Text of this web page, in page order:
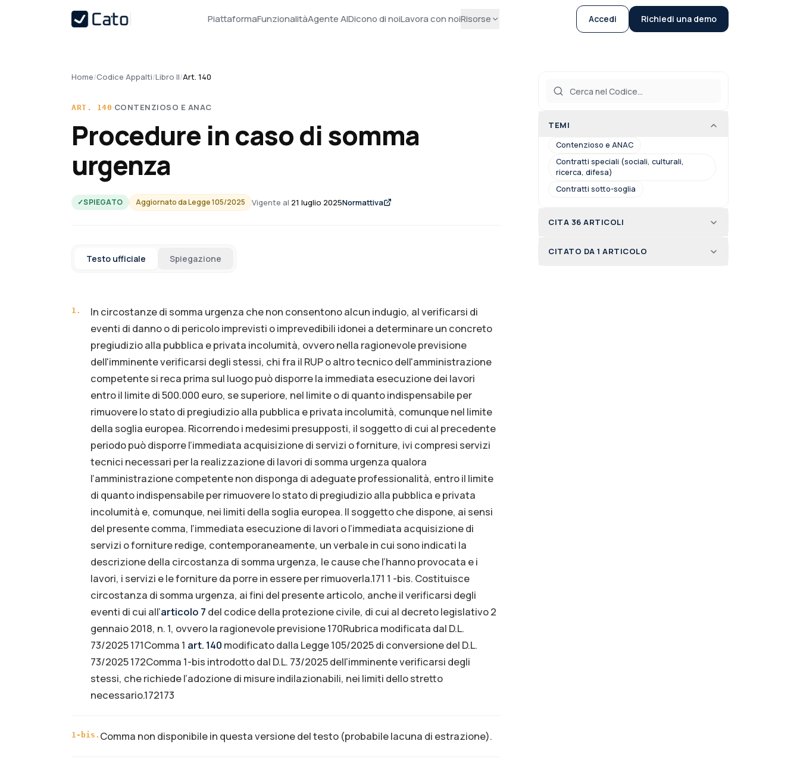
PiattaformaFunzionalitàAgente AIDicono di noiLavora con noiRisorse Accedi Richiedi una demo
Home/Codice Appalti/Libro II/Art. 140
ART. 140·CONTENZIOSO E ANAC
Procedure in caso di somma
urgenza
✓SPIEGATO Aggiornato daLegge 105/2025 Vigente al 21 luglio 2025Normattiva
Testo ufficiale Spiegazione
1.
In circostanze di somma urgenza che non consentono alcun indugio, al verificarsi di
eventi di danno o di pericolo imprevisti o imprevedibili idonei a determinare un concreto
pregiudizio alla pubblica e privata incolumità, ovvero nella ragionevole previsione
dell'imminente verificarsi degli stessi, chi fra il RUP o altro tecnico dell'amministrazione
competente si reca prima sul luogo può disporre la immediata esecuzione dei lavori
entro il limite di 500.000 euro, se superiore, nel limite o di quanto indispensabile per
rimuovere lo stato di pregiudizio alla pubblica e privata incolumità, comunque nel limite
della soglia europea. Ricorrendo i medesimi presupposti, il soggetto di cui al precedente
periodo può disporre l’immediata acquisizione di servizi o forniture, ivi compresi servizi
tecnici necessari per la realizzazione di lavori di somma urgenza qualora
l’amministrazione competente non disponga di adeguate professionalità, entro il limite
di quanto indispensabile per rimuovere lo stato di pregiudizio alla pubblica e privata
incolumità e, comunque, nei limiti della soglia europea. Il soggetto che dispone, ai sensi
del presente comma, l’immediata esecuzione di lavori o l’immediata acquisizione di
servizi o forniture redige, contemporaneamente, un verbale in cui sono indicati la
descrizione della circostanza di somma urgenza, le cause che l’hanno provocata e i
lavori, i servizi e le forniture da porre in essere per rimuoverla.171 1 -bis. Costituisce
circostanza di somma urgenza, ai fini del presente articolo, anche il verificarsi degli
eventi di cui all’articolo 7 del codice della protezione civile, di cui al decreto legislativo 2
gennaio 2018, n. 1, ovvero la ragionevole previsione 170Rubrica modificata dal D.L.
73/2025 171Comma 1 art. 140 modificato dalla Legge 105/2025 di conversione del D.L.
73/2025 172Comma 1-bis introdotto dal D.L. 73/2025 dell’imminente verificarsi degli
stessi, che richiede l’adozione di misure indilazionabili, nei limiti dello stretto
necessario.172173
1-bis . Comma non disponibile in questa versione del testo (probabile lacuna di estrazione).
TEMI
Contenzioso e ANAC
Contratti speciali (sociali, culturali,
ricerca, difesa)
Contratti sotto-soglia
CITA 36 ARTICOLI
CITATO DA 1 ARTICOLO